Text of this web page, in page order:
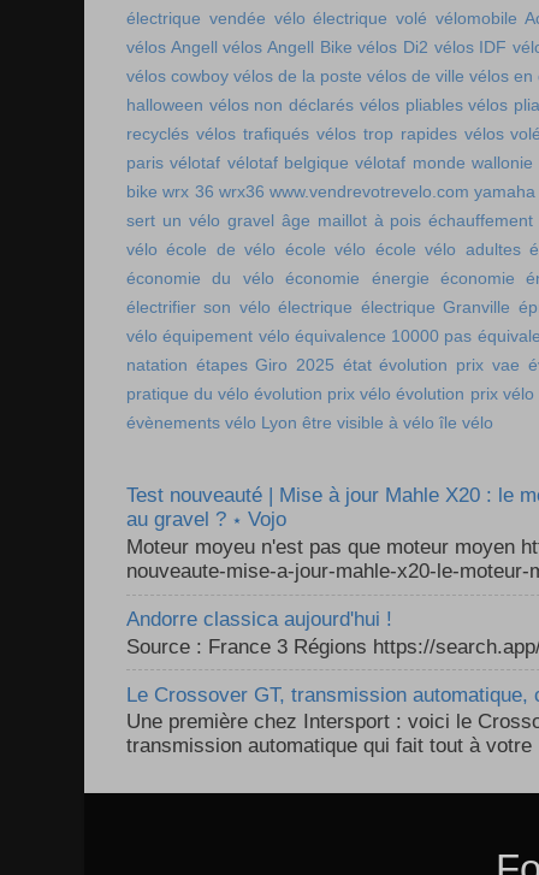
électrique vendée vélo électrique volé vélomobile
vélos Angell vélos Angell Bike vélos Di2 vélos IDF
vélos cowboy vélos de la poste vélos de ville vélos en
halloween vélos non déclarés vélos pliables vélos
recyclés vélos trafiqués vélos trop rapides vélos
paris vélotaf vélotaf belgique vélotaf monde wallonie
bike wrx 36 wrx36 www.vendrevotrevelo.com
sert un vélo gravel âge maillot à pois
vélo école de vélo école vélo école vélo adultes
économie du vélo
économie énergie
économie
électrifier son vélo électrique électrique Granville
vélo équipement vélo équivalence 10000 pas
natation étapes Giro 2025 état évolution prix vae
pratique du vélo évolution prix vélo évolution prix
évènements vélo Lyon être visible à vélo île vélo
Test nouveauté | Mise à jour Mahle X20 : le
au gravel ? ⋆ Vojo
Moteur moyeu n'est pas que moteur moyen
nouveaute-mise-a-jour-mahle-x20-le-
Andorre classica aujourd'hui !
Source : France 3 Régions https://
Le Crossover GT, transmission automatique,
Une première chez Intersport : voici le
transmission automatique qui fait tout à